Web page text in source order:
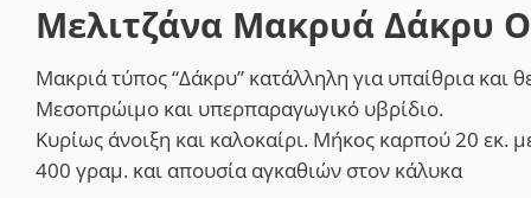
Μελιτζάνα Μακρυά Δάκρυ
Μακριά τύπος “Δάκρυ” κατάλληλη για υπαίθρια και
Μεσοπρώιμο και υπερπαραγωγικό υβρίδιο.
Κυρίως άνοιξη και καλοκαίρι. Μήκος καρπού 20
400 γραμ. και απουσία αγκαθιών στον κάλυκα